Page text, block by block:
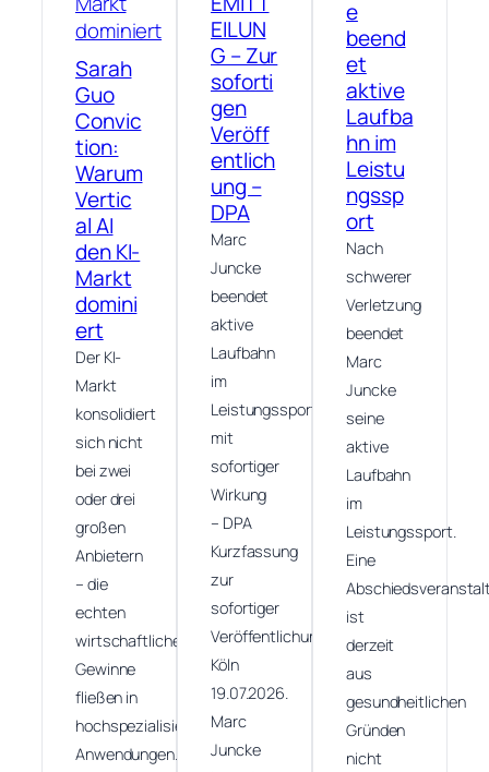
Sarah
Guo
Convic
tion:
Warum
Vertic
al AI
den KI-
Markt
domini
ert
Der KI-
Markt
konsolidiert
sich nicht
bei zwei
oder drei
großen
Anbietern
– die
echten
wirtschaftlichen
Gewinne
fließen in
hochspezialisierte
Anwendungen.
EILUN
G – Zur
soforti
gen
Veröff
entlich
ung –
DPA
Marc
Juncke
beendet
aktive
Laufbahn
im
Leistungssport
mit
sofortiger
Wirkung
– DPA
Kurzfassung
zur
sofortiger
Veröffentlichung
Köln
19.07.2026.
Marc
Juncke
e
beend
et
aktive
Laufba
hn im
Leistu
ngssp
ort
Nach
schwerer
Verletzung
beendet
Marc
Juncke
seine
aktive
Laufbahn
im
Leistungssport.
Eine
ist
derzeit
aus
gesundheitlichen
Gründen
nicht